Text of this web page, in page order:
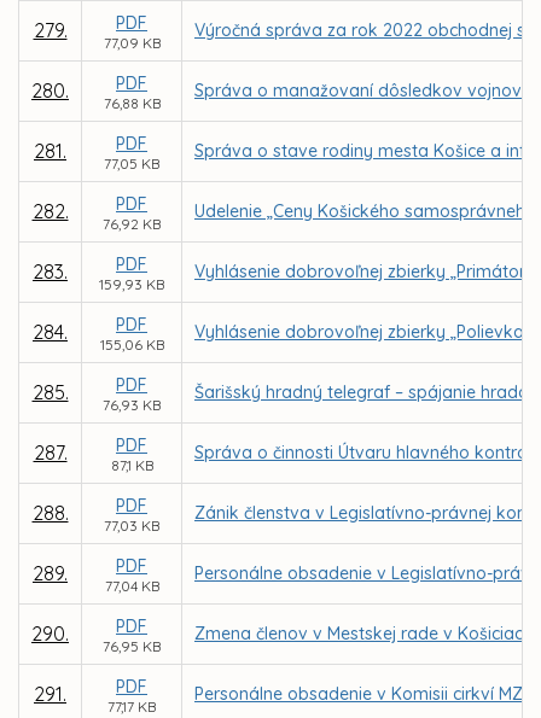
279. PDF
77,09 KB
Výročná správa za rok 2022 obchodnej
280. PDF
76,88 KB
Správa o manažovaní dôsledkov
281. PDF
77,05 KB
Správa o stave rodiny mesta Košice a
282. PDF
76,92 KB
Udelenie „Ceny Košického samosprávneho
283. PDF
159,93 KB
Vyhlásenie dobrovoľnej zbierky
284. PDF
155,06 KB
Vyhlásenie dobrovoľnej zbierky „Polievka
285. PDF
76,93 KB
Šarišský hradný telegraf – spájanie
287. PDF
87,1 KB
Správa o činnosti Útvaru hlavného
288. PDF
77,03 KB
Zánik členstva v Legislatívno-právnej
289. PDF
77,04 KB
Personálne obsadenie v Legislatívno-
290. PDF
76,95 KB
Zmena členov v Mestskej rade v Košiciach
291. PDF
77,17 KB
Personálne obsadenie v Komisii cirkví MZ